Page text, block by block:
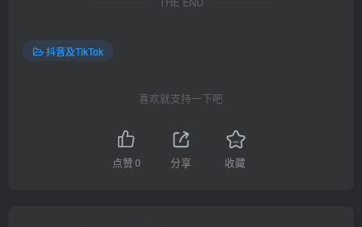
抖音及TikTok
喜欢就支持一下吧
点赞0 分享 收藏